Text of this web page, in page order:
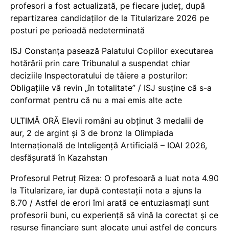
profesori a fost actualizată, pe fiecare județ, după
repartizarea candidaților de la Titularizare 2026 pe
posturi pe perioadă nedeterminată
ISJ Constanța pasează Palatului Copiilor executarea
hotărârii prin care Tribunalul a suspendat chiar
deciziile Inspectoratului de tăiere a posturilor:
Obligațiile vă revin „în totalitate” / ISJ susține că s-a
conformat pentru că nu a mai emis alte acte
ULTIMĂ ORĂ Elevii români au obținut 3 medalii de
aur, 2 de argint și 3 de bronz la Olimpiada
Internațională de Inteligență Artificială – IOAI 2026,
desfășurată în Kazahstan
Profesorul Petruț Rizea: O profesoară a luat nota 4.90
la Titularizare, iar după contestații nota a ajuns la
8.70 / Astfel de erori îmi arată ce entuziasmați sunt
profesorii buni, cu experiență să vină la corectat și ce
resurse financiare sunt alocate unui astfel de concurs